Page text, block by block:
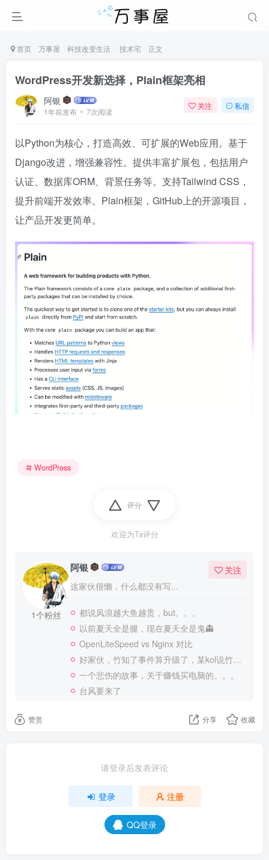
首页 万事屋 科技改变生活 技术宅 正文
WordPress开发新选择，Plain框架亮相
阿银
1年前发布 7次阅读
关注 私信
以Python为核心，打造高效、可扩展的Web应用。基于
Django改进，增强兼容性。提供丰富扩展包，包括用户
认证、数据库ORM、背景任务等。支持Tailwind CSS，
提升前端开发效率。Plain框架，GitHub上的开源项目，
让产品开发更简单。
WordPress
评分
欢迎为Ta评分
1个粉丝
阿银
这家伙很懒，什么都没有写...
关注
都说风浪越大鱼越贵，but。。。
以前夏天全是腿，现在夏天全是鬼👻
OpenLiteSpeed vs Nginx 对比
好家伙，竹知了事件算升级了，某kol说竹知了是日本玩具
一个悲伤的故事，关于赚钱买电脑的。。。
台风要来了
赞赏 分享 收藏
请登录后发表评论
登录 注册
QQ登录